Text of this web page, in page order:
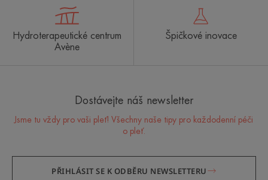
Hydroterapeutické centrum
Avène
Špičkové inovace
Dostávejte náš newsletter
Jsme tu vždy pro vaši pleť! Všechny naše tipy pro každodenní péči
o pleť.
PŘIHLÁSIT SE K ODBĚRU NEWSLETTERU